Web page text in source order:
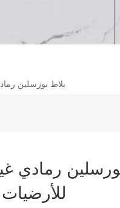
بلاط بورسلين رمادي غير لامع 600 × 1200 مم